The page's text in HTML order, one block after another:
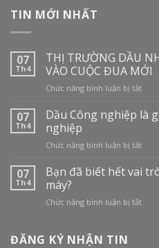
TIN MỚI NHẤT
07
Th4
THỊ TRƯỜNG DẦU
VÀO CUỘC ĐUA MỚI
Chức năng bình luận bị tắtở
DẦU
TẠI
CUỘC
07
Th4
Dầu Công nghiệp là
nghiệp
Chức năng bình luận bị tắtở
Công
gì
07
Th4
Bạn đã biết hết vai
máy?
Chức năng bình luận bị tắtở
ĐĂNG KÝ NHẬN TIN